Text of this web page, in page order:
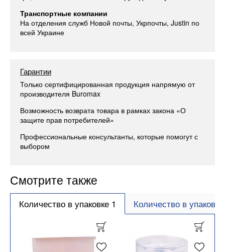
Транспортные компании
На отделения служб Новой почты, Укрпочты, Justin по
всей Украине
Гарантии
Только сертифицированная продукция напрямую от
производителя Buromax
Возможность возврата товара в рамках закона «О
защите прав потребителей»
Профессиональные консультанты, которые помогут с
выбором
Смотрите также
Количество в упаковке 1 Количество в